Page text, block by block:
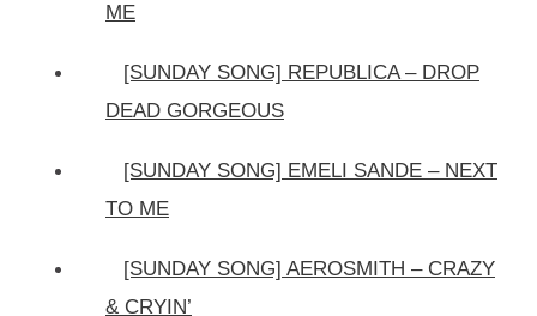
ME
[SUNDAY SONG] REPUBLICA – DROP
DEAD GORGEOUS
[SUNDAY SONG] EMELI SANDE – NEXT
TO ME
[SUNDAY SONG] AEROSMITH – CRAZY
& CRYIN’